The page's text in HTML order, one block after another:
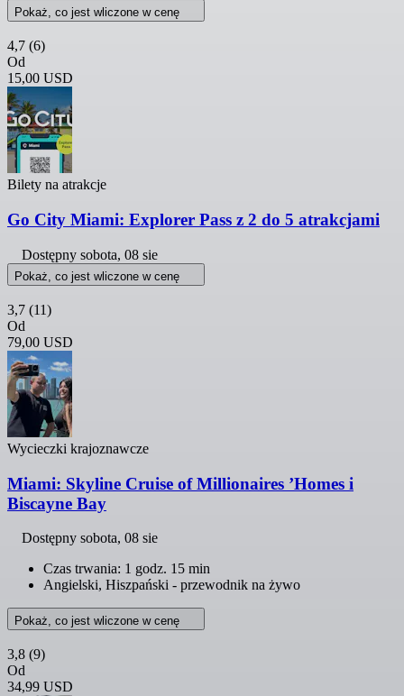
Pokaż, co jest wliczone w cenę
4,7 (6)
Od
15,00 USD
Bilety na atrakcje
Go City Miami: Explorer Pass z 2 do 5 atrakcjami
Dostępny sobota, 08 sie
Pokaż, co jest wliczone w cenę
3,7 (11)
Od
79,00 USD
Wycieczki krajoznawcze
Miami: Skyline Cruise of Millionaires ’Homes i
Biscayne Bay
Dostępny sobota, 08 sie
Czas trwania: 1 godz. 15 min
Angielski, Hiszpański - przewodnik na żywo
Pokaż, co jest wliczone w cenę
3,8 (9)
Od
34,99 USD